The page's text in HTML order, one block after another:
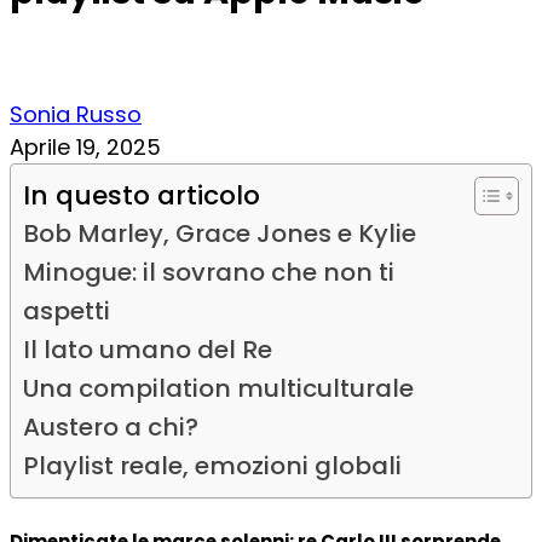
Sonia Russo
Aprile 19, 2025
In questo articolo
Bob Marley, Grace Jones e Kylie
Minogue: il sovrano che non ti
aspetti
Il lato umano del Re
Una compilation multiculturale
Austero a chi?
Playlist reale, emozioni globali